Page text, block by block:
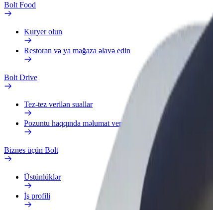
Bolt Food
Kuryer olun
Restoran və ya mağaza əlavə edin
Bolt Drive
Tez-tez verilən suallar
Pozuntu haqqında məlumat verin
Biznes üçün Bolt
Üstünlüklər
İş profili